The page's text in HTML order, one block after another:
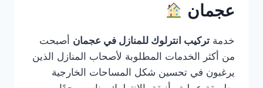
عجمان
خدمة تركيب انترلوك للمنازل في عجمان أصبحت
من أكثر الخدمات المطلوبة لأصحاب المنازل الذين
يرغبون في تحسين شكل المساحات الخارجية